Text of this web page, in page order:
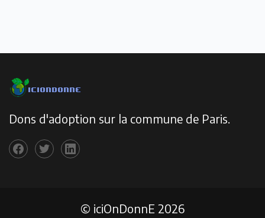
Dons d'adoption sur la commune de Paris.
© iciOnDonnE 2026